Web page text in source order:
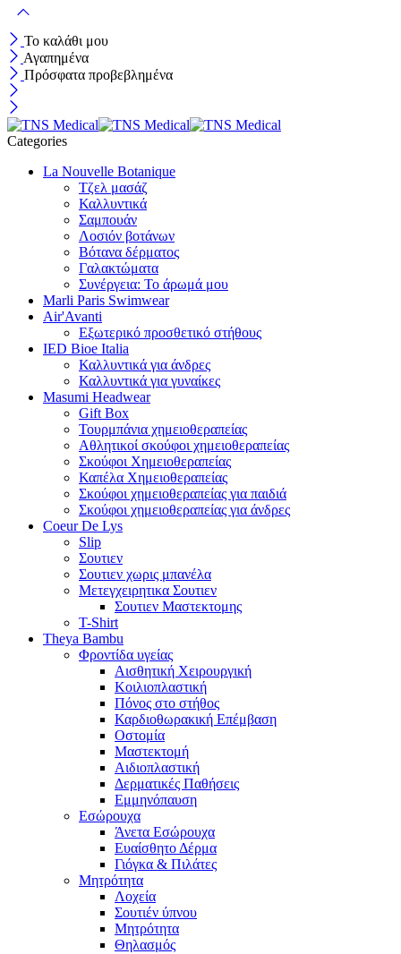
Το καλάθι μου
Αγαπημένα
Πρόσφατα προβεβλημένα
Categories
La Nouvelle Botanique
Τζελ μασάζ
Καλλυντικά
Σαμπουάν
Λοσιόν βοτάνων
Βότανα δέρματος
Γαλακτώματα
Συνέργεια: Το άρωμά μου
Marli Paris Swimwear
Air'Avanti
Εξωτερικό προσθετικό στήθους
IED Bioe Italia
Καλλυντικά για άνδρες
Καλλυντικά για γυναίκες
Masumi Headwear
Gift Box
Τουρμπάνια χημειοθεραπείας
Αθλητικοί σκούφοι χημειοθεραπείας
Σκούφοι Χημειοθεραπείας
Καπέλα Χημειοθεραπείας
Σκούφοι χημειοθεραπείας για παιδιά
Σκούφοι χημειοθεραπείας για άνδρες
Coeur De Lys
Slip
Σουτιεν
Σουτιεν χωρις μπανέλα
Μετεγχειρητικα Σουτιεν
Σουτιεν Μαστεκτομης
T-Shirt
Theya Bambu
Φροντίδα υγείας
Αισθητική Χειρουργική
Κοιλιοπλαστική
Πόνος στο στήθος
Καρδιοθωρακική Επέμβαση
Οστομία
Μαστεκτομή
Αιδιοπλαστική
Δερματικές Παθήσεις
Εμμηνόπαυση
Εσώρουχα
Άνετα Εσώρουχα
Ευαίσθητο Δέρμα
Γιόγκα & Πιλάτες
Μητρότητα
Λοχεία
Σουτιέν ύπνου
Μητρότητα
Θηλασμός